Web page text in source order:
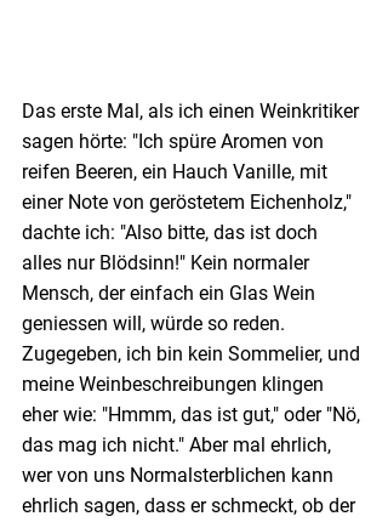
Das erste Mal, als ich einen Weinkritiker
sagen hörte: "Ich spüre Aromen von
reifen Beeren, ein Hauch Vanille, mit
einer Note von geröstetem Eichenholz,"
dachte ich: "Also bitte, das ist doch
alles nur Blödsinn!" Kein normaler
Mensch, der einfach ein Glas Wein
geniessen will, würde so reden.
Zugegeben, ich bin kein Sommelier, und
meine Weinbeschreibungen klingen
eher wie: "Hmmm, das ist gut," oder "Nö,
das mag ich nicht." Aber mal ehrlich,
wer von uns Normalsterblichen kann
ehrlich sagen, dass er schmeckt, ob der